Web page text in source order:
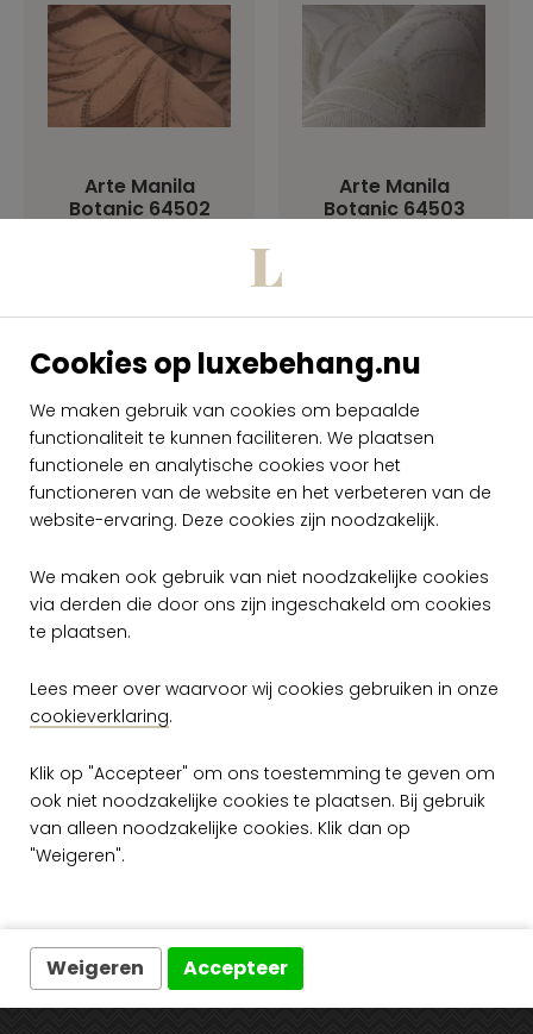
Cookies op luxebehang.nu
We maken gebruik van cookies om bepaalde
functionaliteit te kunnen faciliteren. We plaatsen
functionele en analytische cookies voor het
functioneren van de website en het verbeteren van de
website-ervaring. Deze cookies zijn noodzakelijk.
We maken ook gebruik van niet noodzakelijke cookies
via derden die door ons zijn ingeschakeld om cookies
te plaatsen.
Lees meer over waarvoor wij cookies gebruiken in onze
cookieverklaring.
Klik op "Accepteer" om ons toestemming te geven om
ook niet noodzakelijke cookies te plaatsen. Bij gebruik
van alleen noodzakelijke cookies. Klik dan op
"Weigeren".
Weigeren Accepteer
Arte Manila
Botanic 64502
Arte Manila
Botanic 64503
Arte Manila
Botanic 64504
€ 149,00 per rol
Op voorraad
Arte Manila
€ 149,00 per rol
Op voorraad